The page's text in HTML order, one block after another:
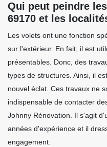
Qui peut peindre
69170 et les
Les volets ont une fonction
sur l'extérieur. En fait, il est
présentables. Donc, des
types de structures. Ainsi, il
nouvel éclat. Ces travaux ne
indispensable de contacter
Johnny Rénovation. Il s'agit
années d'expérience et il
engagement.